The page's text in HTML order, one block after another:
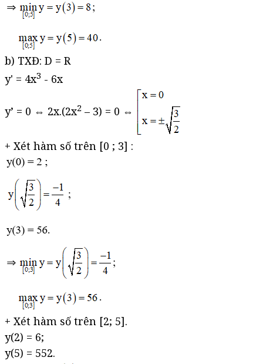
b) TXĐ: D = R
y' = 4x3 - 6x
y’ = 0 ⇔ 2x.(2x2 – 3) = 0 ⇔
+ Xét hàm số trên [0 ; 3] :
+ Xét hàm số trên [2; 5].
y(2) = 6;
y(5) = 552.